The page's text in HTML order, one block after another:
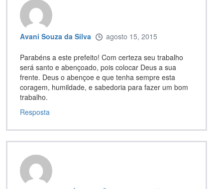
Avani Souza da Silva agosto 15, 2015
Parabéns a este prefeito! Com certeza seu trabalho
será santo e abençoado, pois colocar Deus a sua
frente. Deus o abençoe e que tenha sempre esta
coragem, humildade, e sabedoria para fazer um bom
trabalho.
Resposta